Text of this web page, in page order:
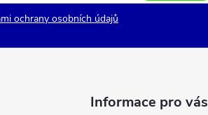
ochrany osobních údajů
Informace pro vás